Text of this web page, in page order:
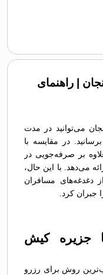
| راهنمای
می‌توانید در مدت
در مقایسه با
بر صرفه‌جویی در
می‌دهد. با این حال،
دغدغه‌های مسافران
جبران کرد.
جزیره کیش
روش برای رزرو